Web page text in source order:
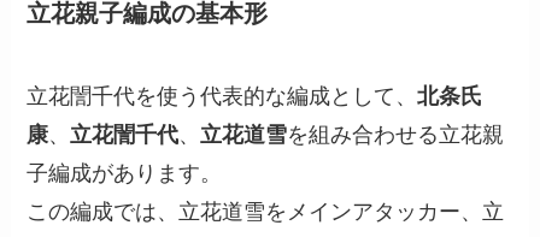
立花親子編成の基本形
立花誾千代を使う代表的な編成として、北条氏
康、立花誾千代、立花道雪を組み合わせる立花親
子編成があります。
この編成では、立花道雪をメインアタッカー、立